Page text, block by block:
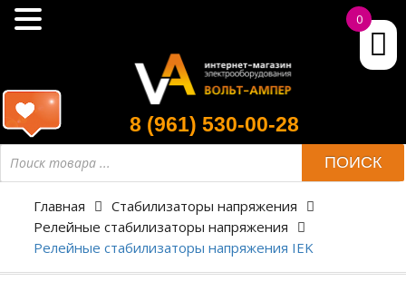
8 (961) 530-00-28
товара
ПОИСК
Главная
Стабилизаторы напряжения
Релейные стабилизаторы напряжения
Релейные стабилизаторы напряжения IEK
0